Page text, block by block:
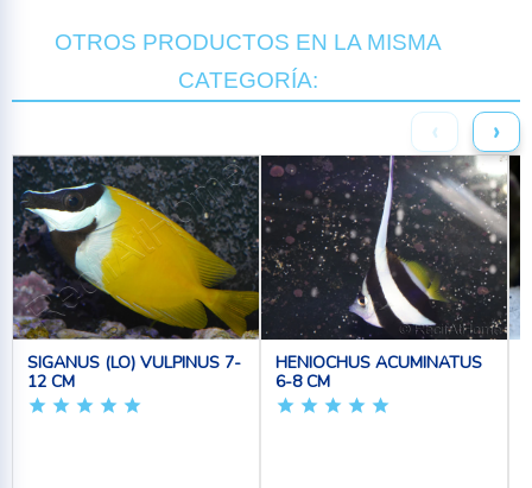
OTROS PRODUCTOS EN LA MISMA
CATEGORÍA:
‹ ›
SIGANUS (LO) VULPINUS 7-
12 CM
HENIOCHUS ACUMINATUS
6-8 CM